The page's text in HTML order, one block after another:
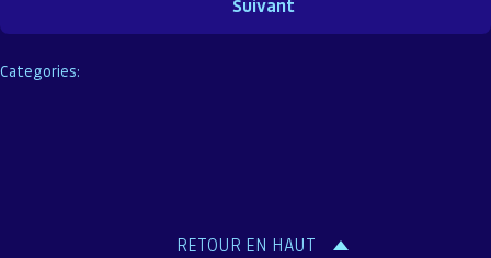
Categories:
RETOUR EN HAUT